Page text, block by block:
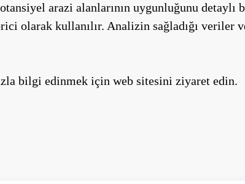
arazi alanlarının uygunluğunu
olarak kullanılır. Analizin sağladığı veriler
bilgi edinmek için web sitesini ziyaret edin.